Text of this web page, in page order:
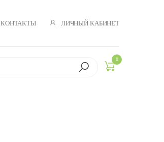
КОНТАКТЫ ЛИЧНЫЙ КАБИНЕТ
0